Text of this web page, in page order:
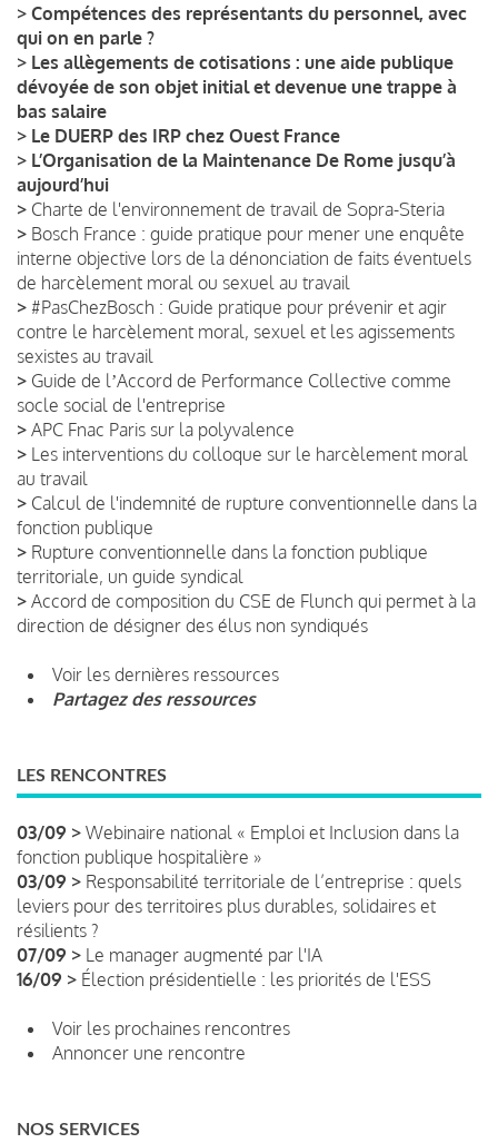
> Compétences des représentants du personnel, avec
qui on en parle ?
> Les allègements de cotisations : une aide publique
dévoyée de son objet initial et devenue une trappe à
bas salaire
> Le DUERP des IRP chez Ouest France
> L’Organisation de la Maintenance De Rome jusqu’à
aujourd’hui
> Charte de l'environnement de travail de Sopra-Steria
> Bosch France : guide pratique pour mener une enquête
interne objective lors de la dénonciation de faits éventuels
de harcèlement moral ou sexuel au travail
> #PasChezBosch : Guide pratique pour prévenir et agir
contre le harcèlement moral, sexuel et les agissements
sexistes au travail
> Guide de lʼAccord de Performance Collective comme
socle social de l'entreprise
> APC Fnac Paris sur la polyvalence
> Les interventions du colloque sur le harcèlement moral
au travail
> Calcul de l'indemnité de rupture conventionnelle dans la
fonction publique
> Rupture conventionnelle dans la fonction publique
territoriale, un guide syndical
> Accord de composition du CSE de Flunch qui permet à la
direction de désigner des élus non syndiqués
Voir les dernières ressources
Partagez des ressources
LES RENCONTRES
03/09 > Webinaire national « Emploi et Inclusion dans la
fonction publique hospitalière »
03/09 > Responsabilité territoriale de l’entreprise : quels
leviers pour des territoires plus durables, solidaires et
résilients ?
07/09 > Le manager augmenté par l'IA
16/09 > Élection présidentielle : les priorités de l'ESS
Voir les prochaines rencontres
Annoncer une rencontre
NOS SERVICES